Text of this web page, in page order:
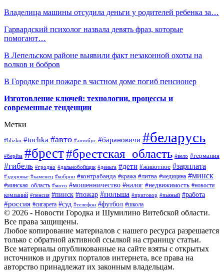
Владелица машины отсудила деньги у родителей ребенка за…
Гарвардский психолог назвала девять фраз, которые
помогают…
В Лепельском районе выявили факт незаконной охоты на
волков и бобров
В Городке при пожаре в частном доме погиб пенсионер
Изготовление ключей: технологии, процессы и
современные тенденции
Метки
#blizko #tochka #авто #автобус #барановичи #беларусь
#берёза #брест#брестская_область #вело #германия
#гибель #гродно #дальнобойщик #деньга #дети #животное #зарплата
#здоровье #каменец #кобрин #контрабанда #кража #литва #медицина #минск
#минская_область #мото #мошенничество #налог #недвижимость #новости
компаний #пенсия #пинск #пожар #польша #приговор #пьяный #работа
#россия #сигарета #суд #телефон #футбол #школа
© 2026 - Новости Городка и Шумилино Витебской области.
Все права защищены.
Любое копирование материалов с нашего ресурса разрешается
только с обратной активной ссылкой на страницу статьи.
Все материалы опубликованные на сайте взяты с открытых
источников и других порталов интернета, все права на
авторство принадлежат их законным владельцам.